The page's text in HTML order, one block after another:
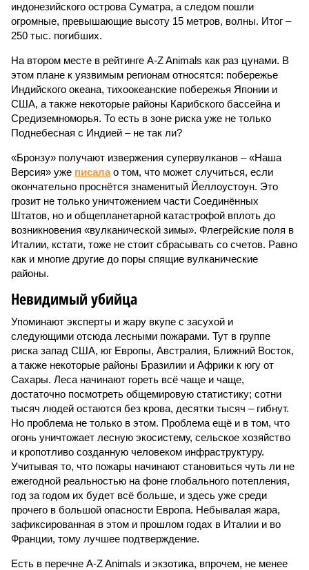
индонезийского острова Суматра, а следом пошли
огромные, превышающие высоту 15 метров, волны. Итог –
250 тыс. погибших.
На втором месте в рейтинге A-Z Animals как раз цунами. В
этом плане к уязвимым регионам относятся: побережье
Индийского океана, тихо­океанские побережья Японии и
США, а также некоторые районы Карибского бассейна и
Средиземноморья. То есть в зоне риска уже не только
Поднебесная с Индией – не так ли?
«Бронзу» получают извержения супервулканов – «Наша
Версия» уже писалао том, что может случиться, если
окончательно проснётся знаменитый Йеллоустоун. Это
грозит не только уничтожением части Соединённых
Штатов, но и общепланетарной катастрофой вплоть до
возникновения «вулканической зимы». Флегрейские поля в
Италии, кстати, тоже не стоит сбрасывать со счетов. Равно
как и многие другие до поры спящие вулканические
районы.
Невидимый убийца
Упоминают эксперты и жару вкупе с засухой и
следующими отсюда лесными пожарами. Тут в группе
риска запад США, юг Европы, Австралия, Ближний Восток,
а также некоторые районы Бразилии и Африки к югу от
Сахары. Леса начинают гореть всё чаще и чаще,
достаточно посмотреть общемировую статистику; сотни
тысяч людей остаются без крова, десятки тысяч – гибнут.
Но проблема не только в этом. Проблема ещё и в том, что
огонь уничтожает лесную экосистему, сельское хозяйство
и кропотливо созданную человеком инфраструктуру.
Учитывая то, что пожары начинают становиться чуть ли не
ежегодной реальностью на фоне глобального потепления,
год за годом их будет всё больше, и здесь уже среди
прочего в большой опасности Европа. Небывалая жара,
зафиксированная в этом и прошлом годах в Италии и во
Франции, тому лучшее подтверждение.
Есть в перечне A-Z Animals и экзотика, впрочем, не менее